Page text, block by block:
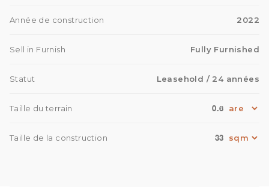
Année de construction 2022
Sell in Furnish Fully Furnished
Statut Leasehold / 24 années
Taille du terrain 0.6
Taille de la construction 33